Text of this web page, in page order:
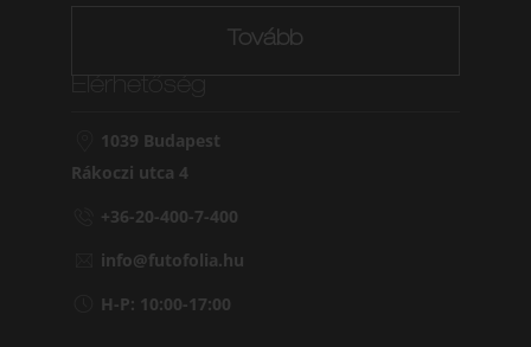
Tovább
1039 Budapest
Rákoczi utca 4
+36-20-400-7-400
info@futofolia.hu
H-P: 10:00-17:00